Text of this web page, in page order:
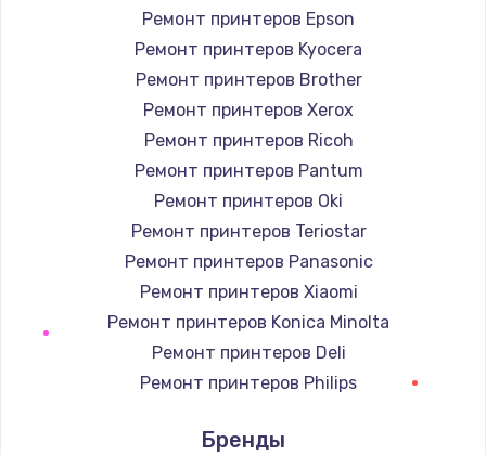
Замена / ремонт электронного модуля
управления
600 руб.
Заказать
Замена конфорки
1100 руб.
Заказать
Замена платы сенсора
900 руб.
Заказать
900 руб.
Ремонт принтеров Epson
Ремонт принтеров Kyocera
Ремонт принтеров Brother
Ремонт принтеров Xerox
Ремонт принтеров Ricoh
Ремонт принтеров Pantum
Ремонт принтеров Oki
Ремонт принтеров Teriostar
Ремонт принтеров Panasonic
Ремонт принтеров Xiaomi
Ремонт принтеров Konica Minolta
Ремонт принтеров Deli
Ремонт принтеров Philips
Ремонт принтеров Kodak
Бренды